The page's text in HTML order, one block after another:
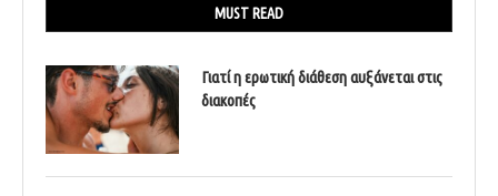
MUST READ
Γιατί η ερωτική διάθεση αυξάνεται στις
διακοπές